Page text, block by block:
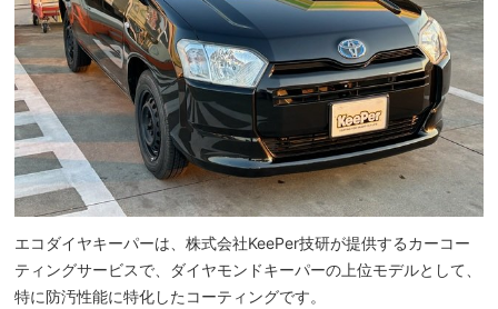
エコダイヤキーパーは、株式会社KeePer技研が提供するカーコー
ティングサービスで、ダイヤモンドキーパーの上位モデルとして、
特に防汚性能に特化したコーティングです。